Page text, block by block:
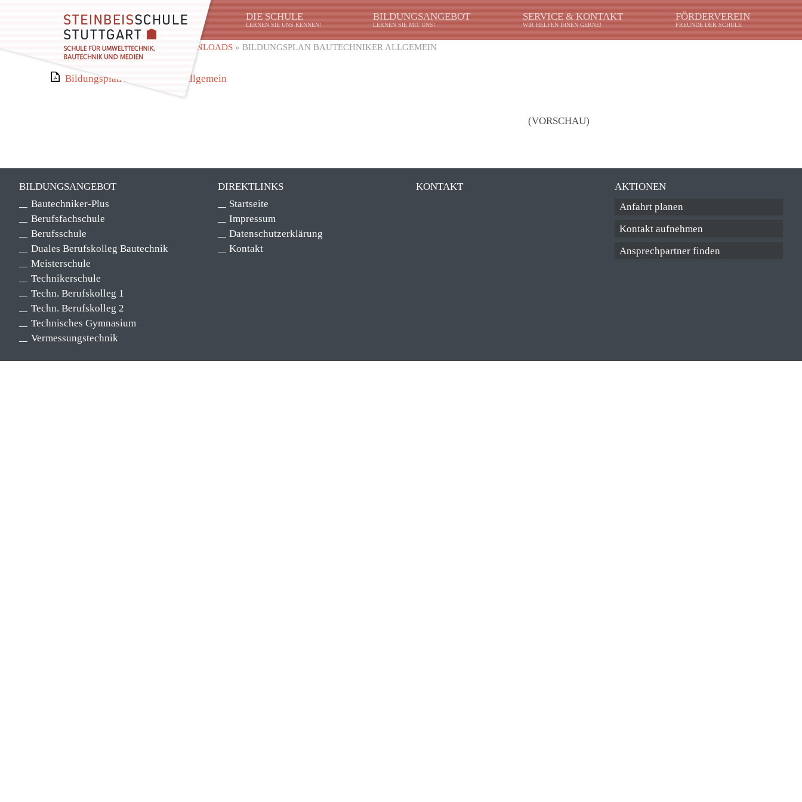
DIE SCHULE
LERNEN SIE UNS KENNEN!
BILDUNGSANGEBOT
LERNEN SIE MIT UNS!
SERVICE & KONTAKT
WIR HELFEN IHNEN GERNE!
FÖRDERVEREIN
FREUNDE DER SCHULE
SIE SIND HIER:STARTSEITE DOWNLOADS» BILDUNGSPLAN BAUTECHNIKER ALLGEMEIN
Bildungsplan Bautechniker Allgemein
(VORSCHAU)
BILDUNGSANGEBOT
Bautechniker-Plus
Berufsfachschule
Berufsschule
Duales Berufskolleg Bautechnik
Meisterschule
Technikerschule
Techn. Berufskolleg 1
Techn. Berufskolleg 2
Technisches Gymnasium
Vermessungstechnik
DIREKTLINKS
Startseite
Impressum
Datenschutzerklärung
Kontakt
KONTAKT
AKTIONEN
Anfahrt planen
Kontakt aufnehmen
Ansprechpartner finden